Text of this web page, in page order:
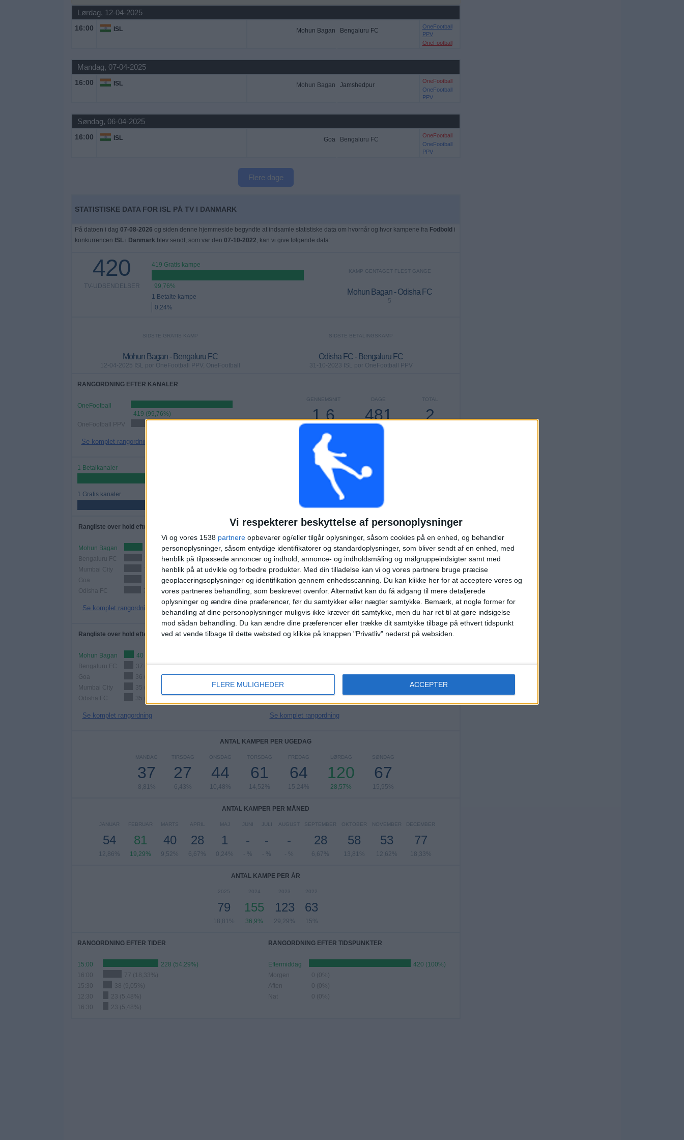
Vi respekterer beskyttelse af personoplysninger
Vi og vores 1538 partnere opbevarer og/eller tilgår oplysninger, såsom cookies på en enhed, og behandler
personoplysninger, såsom entydige identifikatorer og standardoplysninger, som bliver sendt af en enhed, med
henblik på tilpassede annoncer og indhold, annonce- og indholdsmåling og målgruppeindsigter samt med
henblik på at udvikle og forbedre produkter. Med din tilladelse kan vi og vores partnere bruge præcise
geoplaceringsoplysninger og identifikation gennem enhedsscanning. Du kan klikke her for at acceptere vores og
vores partneres behandling, som beskrevet ovenfor. Alternativt kan du få adgang til mere detaljerede
oplysninger og ændre dine præferencer, før du samtykker eller nægter samtykke. Bemærk, at nogle former for
behandling af dine personoplysninger muligvis ikke kræver dit samtykke, men du har ret til at gøre indsigelse
mod sådan behandling.
Du kan ændre dine præferencer eller trække dit samtykke tilbage på ethvert tidspunkt
ved at vende tilbage til dette websted og klikke på knappen "Privatliv" nederst på websiden.
FLERE MULIGHEDER ACCEPTER
Lørdag, 12-04-2025
16:00 ISL Mohun Bagan Bengaluru FC
OneFootball
PPV
OneFootball
Mandag, 07-04-2025
16:00 ISL Mohun Bagan Jamshedpur
OneFootball
OneFootball
PPV
Søndag, 06-04-2025
16:00 ISL Goa Bengaluru FC
OneFootball
OneFootball
PPV
Flere dage
STATISTISKE DATA FOR ISL PÅ TV I DANMARK
På datoen i dag 07-08-2026 og siden denne hjemmeside begyndte at indsamle statistiske data om hvornår og hvor kampene fra Fodbold i
konkurrencen ISLi Danmark blev sendt, som var den 07-10-2022, kan vi give følgende data:
420
TV-UDSENDELSER
419 Gratis kampe
99,76%
1 Betalte kampe
0,24%
KAMP GENTAGET FLEST GANGE
Mohun Bagan - Odisha FC
5
SIDSTE GRATIS KAMP
Mohun Bagan - Bengaluru FC
12-04-2025 ISL por OneFootball PPV, OneFootball
SIDSTE BETALINGSKAMP
Odisha FC - Bengaluru FC
31-10-2023 ISL por OneFootball PPV
RANGORDNING EFTER KANALER
OneFootball
419 (99,76%)
OneFootball PPV
Se komplet rangordning
TOTAL
2
DAGE
481
UTEN GRATIS
GENNEMSNIT
1,6
KAMP
1 Betalkanaler
1 Gratis kanaler
Total equipos
Rangliste over hold efter antal kampe
Mohun Bagan
76 (18,1%)
Bengaluru FC
74 (17,62%)
Mumbai City
72 (17,14%)
Goa
72 (17,14%)
Odisha FC
70 (16,67%)
Se komplet rangordning
Rangliste over hold efter antal kampe i åbent tv
Mohun Bagan
76 (18,1%)
Bengaluru FC
73 (17,38%)
Mumbai City
72 (17,14%)
Goa
72 (17,14%)
Jamshedpur
69 (16,43%)
Se komplet rangordning
Rangliste over hold efter antal hjemmekampe
Mohun Bagan
40 (9,52%)
Bengaluru FC
37 (8,81%)
Goa
36 (8,57%)
Mumbai City
35 (8,33%)
Odisha FC
35 (8,33%)
Se komplet rangordning
Rangliste over hold efter antal udekampe
Mumbai City
37 (8,81%)
Goa
36 (8,57%)
Mohun Bagan
Se komplet rangordning
ANTAL KAMPER PER UGEDAG
MANDAG
37
8,81%
TIRSDAG
27
6,43%
ONSDAG
44
10,48%
TORSDAG
61
14,52%
FREDAG
64
15,24%
LØRDAG
120
28,57%
SØNDAG
67
15,95%
ANTAL KAMPER PER MÅNED
JANUAR
54
12,86%
FEBRUAR
81
19,29%
MARTS
40
9,52%
APRIL
28
6,67%
MAJ
1
0,24%
JUNI
-
- %
JULI
-
- %
AUGUST
-
- %
SEPTEMBER
28
6,67%
OKTOBER
58
13,81%
NOVEMBER
53
12,62%
DECEMBER
77
18,33%
ANTAL KAMPE PER ÅR
2025
79
18,81%
2024
155
36,9%
2023
123
29,29%
2022
63
15%
RANGORDNING EFTER TIDER
15:00
228 (54,29%)
16:00
77 (18,33%)
15:30
38 (9,05%)
12:30
23 (5,48%)
16:30
23 (5,48%)
RANGORDNING EFTER TIDSPUNKTER
Eftermiddag
420 (100%)
Morgen
0 (0%)
Aften
0 (0%)
Nat
0 (0%)